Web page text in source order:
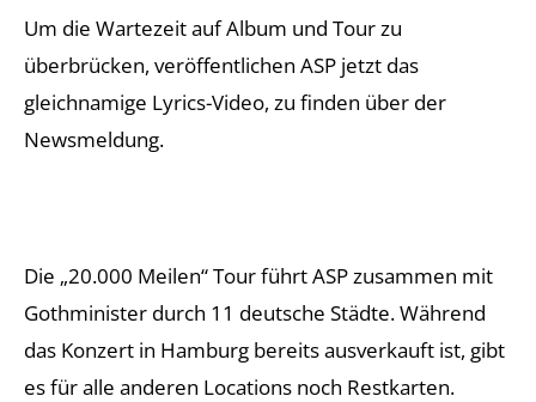
Um die Wartezeit auf Album und Tour zu
überbrücken, veröffentlichen ASP jetzt das
gleichnamige Lyrics-Video, zu finden über der
Newsmeldung.
Die „20.000 Meilen“ Tour führt ASP zusammen mit
Gothminister durch 11 deutsche Städte. Während
das Konzert in Hamburg bereits ausverkauft ist, gibt
es für alle anderen Locations noch Restkarten.